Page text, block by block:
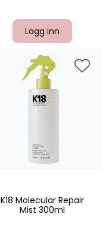
Logg inn
K18 Molecular Repair
Mist 300ml